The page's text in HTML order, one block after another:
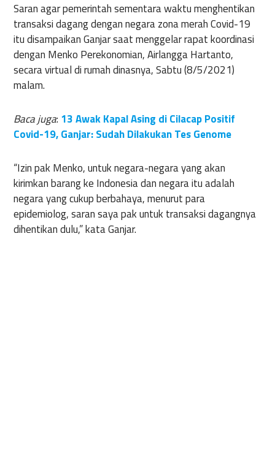
Saran agar pemerintah sementara waktu menghentikan
transaksi dagang dengan negara zona merah Covid-19
itu disampaikan Ganjar saat menggelar rapat koordinasi
dengan Menko Perekonomian, Airlangga Hartanto,
secara virtual di rumah dinasnya, Sabtu (8/5/2021)
malam.
Baca juga: 13 Awak Kapal Asing di Cilacap Positif
Covid-19, Ganjar: Sudah Dilakukan Tes Genome
“Izin pak Menko, untuk negara-negara yang akan
kirimkan barang ke Indonesia dan negara itu adalah
negara yang cukup berbahaya, menurut para
epidemiolog, saran saya pak untuk transaksi dagangnya
dihentikan dulu,” kata Ganjar.